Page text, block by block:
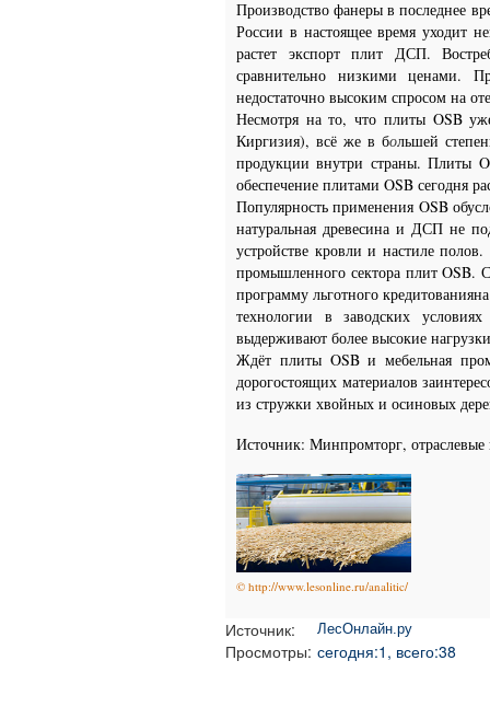
Производство фанеры в последнее
России в настоящее время уходит
растет экспорт плит ДСП.
сравнительно низкими ценами.
недостаточно высоким спросом на
Несмотря на то, что плиты OSB
Киргизия), всё же в большей
продукции внутри страны. Плиты
обеспечение плитами OSB сегодня
Популярность применения OSB
натуральная древесина и ДСП не
устройстве кровли и настиле
промышленного сектора плит OSB.
программу льготного
технологии в заводских
выдерживают более высокие
Ждёт плиты OSB и мебельная
дорогостоящих материалов
из стружки хвойных и осиновых
Источник: Минпромторг, отраслевые
© http://www.lesonline.ru/analitic/
Источник: ЛесОнлайн.ру
Просмотры: сегодня:1, всего:38